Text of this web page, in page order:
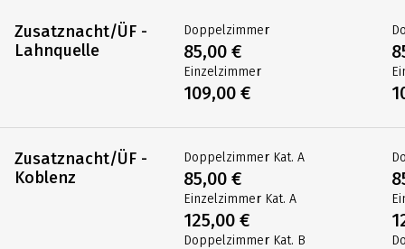
Zusatznacht/ÜF -
Lahnquelle
Zusatznacht/ÜF -
Koblenz
Doppelzimmer
85,00 €
Einzelzimmer
109,00 €
Doppelzimmer Kat. A
85,00 €
Einzelzimmer Kat. A
125,00 €
Doppelzimmer Kat. B